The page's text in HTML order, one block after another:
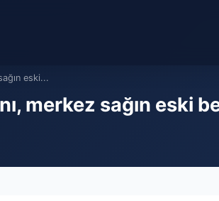
eski...
merkez sağın eski